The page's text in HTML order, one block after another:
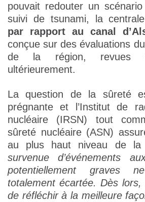
pouvait redouter un
suivi de tsunami, la
par rapport au canal
conçue sur des évaluations
de la région, revues
ultérieurement.
La question de la sûreté
prégnante et l’Institut de
nucléaire (IRSN) tout
sûreté nucléaire (ASN)
au plus haut niveau de la
survenue d’événements
potentiellement graves
totalement écartée. Dès
de réfléchir à la meilleure